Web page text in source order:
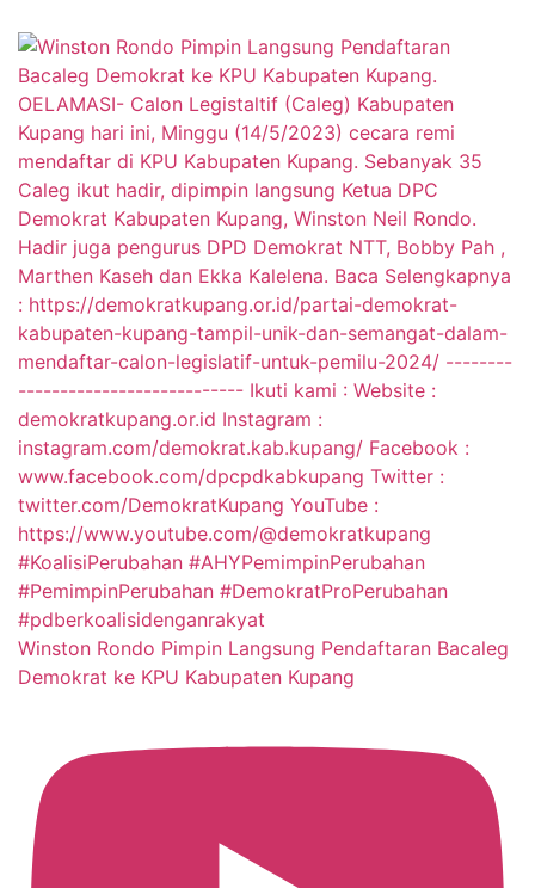
Winston Rondo Pimpin Langsung Pendaftaran Bacaleg
Demokrat ke KPU Kabupaten Kupang